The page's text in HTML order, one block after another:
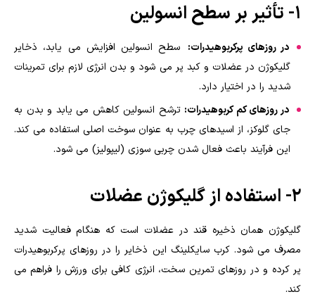
۱- تأثیر بر سطح انسولین
در روزهای پرکربوهیدرات: سطح انسولین افزایش می یابد، ذخایر
گلیکوژن در عضلات و کبد پر می شود و بدن انرژی لازم برای تمرینات
شدید را در اختیار دارد.
در روزهای کم کربوهیدرات: ترشح انسولین کاهش می یابد و بدن به
جای گلوکز، از اسیدهای چرب به عنوان سوخت اصلی استفاده می کند.
این فرآیند باعث فعال شدن چربی سوزی (لیپولیز) می شود.
۲- استفاده از گلیکوژن عضلات
گلیکوژن همان ذخیره قند در عضلات است که هنگام فعالیت شدید
مصرف می شود. کرب سایکلینگ این ذخایر را در روزهای پرکربوهیدرات
پر کرده و در روزهای تمرین سخت، انرژی کافی برای ورزش را فراهم می
کند.